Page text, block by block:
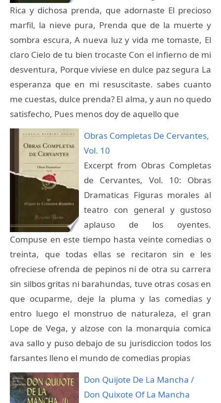
Rica y dichosa prenda, que adornaste El precioso
marfil, la nieve pura, Prenda que de la muerte y
sombra escura, A nueva luz y vida me tomaste, El
claro Cielo de tu bien trocaste Con el infierno de mi
desventura, Porque viviese en dulce paz segura La
esperanza que en mi resuscitaste. sabes cuanto
me cuestas, dulce prenda? El alma, y aun no quedo
satisfecho, Pues menos doy de aquello que
Obras Completas De Cervantes,
Vol. 10
Excerpt from Obras Completas
de Cervantes, Vol. 10: Obras
Dramaticas Figuras morales al
teatro con general y gustoso
aplauso de los oyentes.
Compuse en este tiempo hasta veinte comedias o
treinta, que todas ellas se recitaron sin e les
ofreciese ofrenda de pepinos ni de otra su carrera
sin silbos gritas ni barahundas, tuve otras cosas en
que ocuparme, deje la pluma y las comedias y
entro luego el monstruo de naturaleza, el gran
Lope de Vega, y alzose con la monarquia comica
ava sallo y puso debajo de su jurisdiccion todos los
farsantes lleno el mundo de comedias propias
Don Quijote De La Mancha /
Don Quixote Of La Mancha